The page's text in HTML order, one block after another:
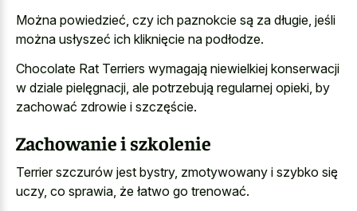
Można powiedzieć, czy ich paznokcie są za długie, jeśli
można usłyszeć ich kliknięcie na podłodze.
Chocolate Rat Terriers wymagają niewielkiej konserwacji
w dziale pielęgnacji, ale potrzebują regularnej opieki, by
zachować zdrowie i szczęście.
Zachowanie i szkolenie
Terrier szczurów jest bystry, zmotywowany i szybko się
uczy, co sprawia, że łatwo go trenować.